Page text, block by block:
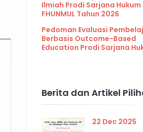
Ilmiah Prodi Sarjana Hukum
FHUNMUL Tahun 2026
Pedoman Evaluasi
Berbasis Outcome-Based
Education Prodi Sarjana
Berita dan Artikel
22 Dec 2025